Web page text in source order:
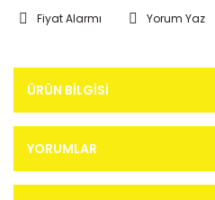
Fiyat Alarmı Yorum Yaz
ÜRÜN BILGISI
YORUMLAR